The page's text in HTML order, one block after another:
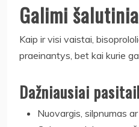
Galimi
Kaip ir visi vaistai,
praeinantys, bet kai kurie
Dažniausiai
Nuovargis, silpnumas